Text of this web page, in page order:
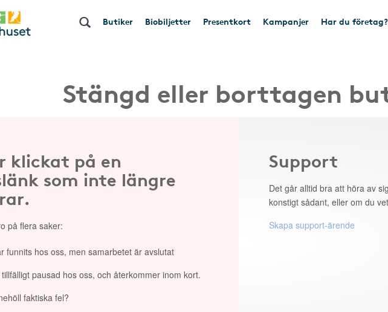
Butiker Biobiljetter Presentkort Kampanjer Har du företag?
Stängd eller borttagen
klickat på en
som inte längre
på flera saker:
funnits hos oss, men samarbetet är avslutat
pausad hos oss, och återkommer inom kort.
faktiska fel?
Support
Det går alltid bra att höra av
konstigt sådant, eller om du
Skapa support-ärende